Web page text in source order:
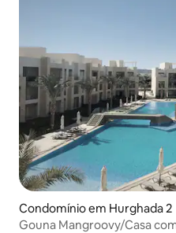
Condomínio em Hurghada 2
Gouna Mangroovy/Casa